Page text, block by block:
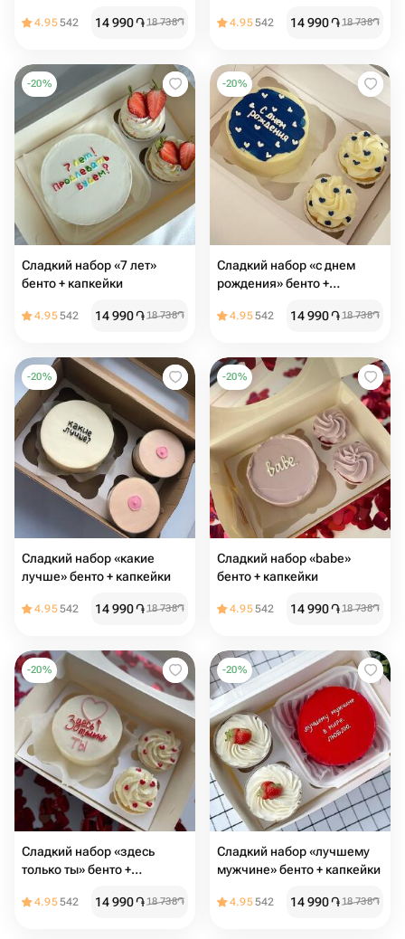
4.95542 14 990֏18 738֏ 4.95542 14 990֏18 738֏
-20%
Сладкий набор «7 лет»
бенто + капкейки
4.95542 14 990֏18 738֏
-20%
Сладкий набор «с днем
рождения» бенто +
4.95542 14 990֏18 738֏
-20%
Сладкий набор «какие
лучше» бенто + капкейки
4.95542 14 990֏18 738֏
-20%
Сладкий набор «babe»
бенто + капкейки
4.95542 14 990֏18 738֏
-20%
Сладкий набор «здесь
только ты» бенто +
4.95542 14 990֏18 738֏
-20%
Сладкий набор «лучшему
мужчине» бенто + капкейки
4.95542 14 990֏18 738֏